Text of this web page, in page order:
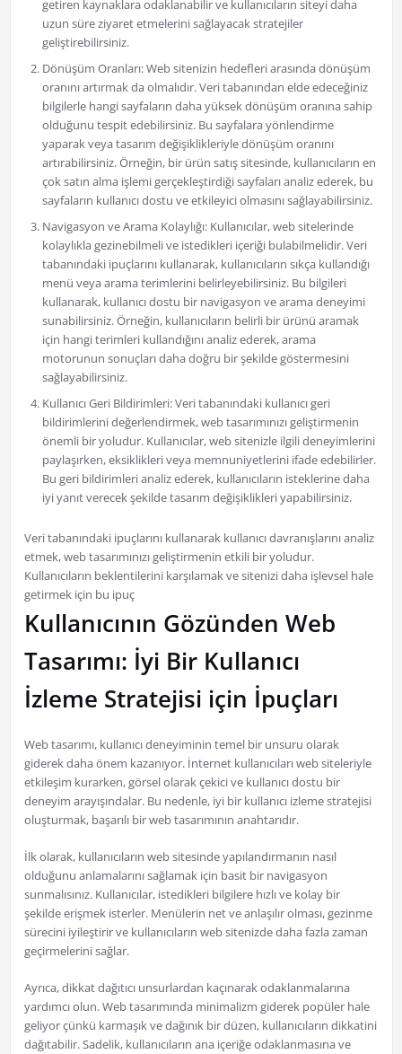
getiren kaynaklara odaklanabilir ve kullanıcıların siteyi daha
uzun süre ziyaret etmelerini sağlayacak stratejiler
geliştirebilirsiniz.
Dönüşüm Oranları: Web sitenizin hedefleri arasında dönüşüm
oranını artırmak da olmalıdır. Veri tabanından elde edeceğiniz
bilgilerle hangi sayfaların daha yüksek dönüşüm oranına sahip
olduğunu tespit edebilirsiniz. Bu sayfalara yönlendirme
yaparak veya tasarım değişiklikleriyle dönüşüm oranını
artırabilirsiniz. Örneğin, bir ürün satış sitesinde, kullanıcıların en
çok satın alma işlemi gerçekleştirdiği sayfaları analiz ederek, bu
sayfaların kullanıcı dostu ve etkileyici olmasını sağlayabilirsiniz.
Navigasyon ve Arama Kolaylığı: Kullanıcılar, web sitelerinde
kolaylıkla gezinebilmeli ve istedikleri içeriği bulabilmelidir. Veri
tabanındaki ipuçlarını kullanarak, kullanıcıların sıkça kullandığı
menü veya arama terimlerini belirleyebilirsiniz. Bu bilgileri
kullanarak, kullanıcı dostu bir navigasyon ve arama deneyimi
sunabilirsiniz. Örneğin, kullanıcıların belirli bir ürünü aramak
için hangi terimleri kullandığını analiz ederek, arama
motorunun sonuçları daha doğru bir şekilde göstermesini
sağlayabilirsiniz.
Kullanıcı Geri Bildirimleri: Veri tabanındaki kullanıcı geri
bildirimlerini değerlendirmek, web tasarımınızı geliştirmenin
önemli bir yoludur. Kullanıcılar, web sitenizle ilgili deneyimlerini
paylaşırken, eksiklikleri veya memnuniyetlerini ifade edebilirler.
Bu geri bildirimleri analiz ederek, kullanıcıların isteklerine daha
iyi yanıt verecek şekilde tasarım değişiklikleri yapabilirsiniz.
Veri tabanındaki ipuçlarını kullanarak kullanıcı davranışlarını analiz
etmek, web tasarımınızı geliştirmenin etkili bir yoludur.
Kullanıcıların beklentilerini karşılamak ve sitenizi daha işlevsel hale
getirmek için bu ipuç
Kullanıcının Gözünden Web
Tasarımı: İyi Bir Kullanıcı
İzleme Stratejisi için İpuçları
Web tasarımı, kullanıcı deneyiminin temel bir unsuru olarak
giderek daha önem kazanıyor. İnternet kullanıcıları web siteleriyle
etkileşim kurarken, görsel olarak çekici ve kullanıcı dostu bir
deneyim arayışındalar. Bu nedenle, iyi bir kullanıcı izleme stratejisi
oluşturmak, başarılı bir web tasarımının anahtarıdır.
İlk olarak, kullanıcıların web sitesinde yapılandırmanın nasıl
olduğunu anlamalarını sağlamak için basit bir navigasyon
sunmalısınız. Kullanıcılar, istedikleri bilgilere hızlı ve kolay bir
şekilde erişmek isterler. Menülerin net ve anlaşılır olması, gezinme
sürecini iyileştirir ve kullanıcıların web sitenizde daha fazla zaman
geçirmelerini sağlar.
Ayrıca, dikkat dağıtıcı unsurlardan kaçınarak odaklanmalarına
yardımcı olun. Web tasarımında minimalizm giderek popüler hale
geliyor çünkü karmaşık ve dağınık bir düzen, kullanıcıların dikkatini
dağıtabilir. Sadelik, kullanıcıların ana içeriğe odaklanmasına ve